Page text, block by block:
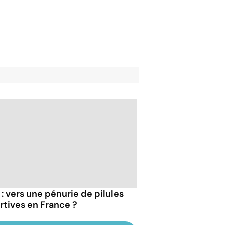
: vers une pénurie de pilules
en France ?